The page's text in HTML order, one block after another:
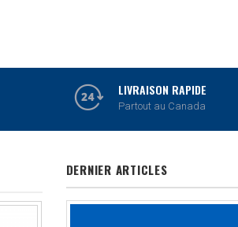
LIVRAISON RAPIDE
Partout au Canada
DERNIER ARTICLES